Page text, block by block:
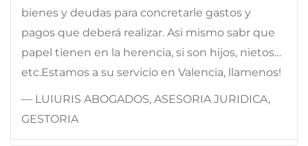
bienes y deudas para concretarle gastos y
pagos que deberá realizar. Asi mismo sabr que
papel tienen en la herencia, si son hijos, nietos…
etc.Estamos a su servicio en Valencia, llamenos!
— LUIURIS ABOGADOS, ASESORIA JURIDICA,
GESTORIA